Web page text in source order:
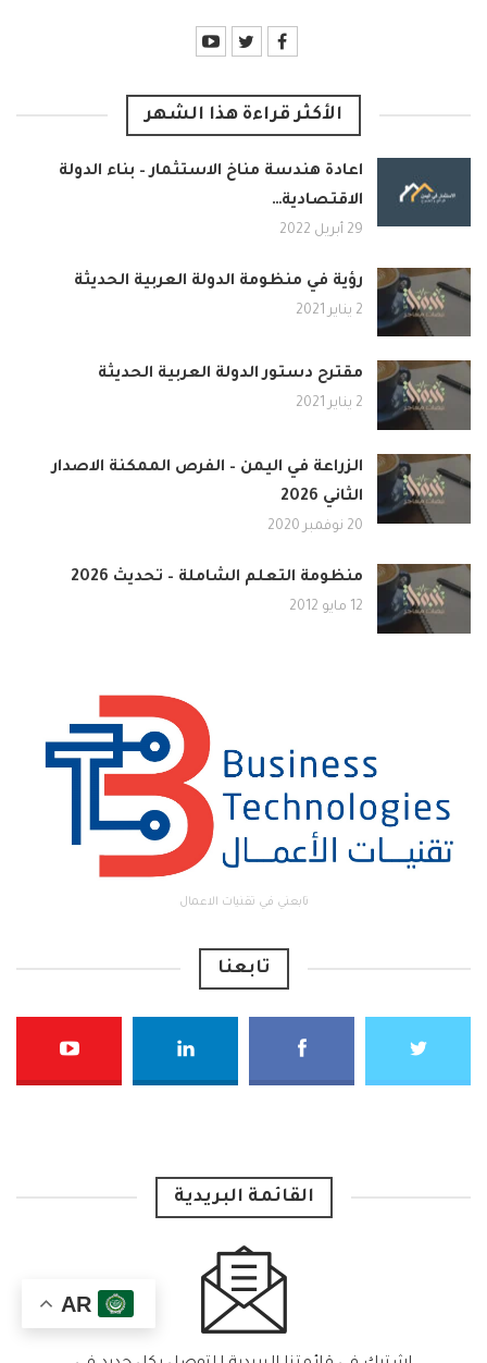
الأكثر قراءة هذا الشهر
اعادة هندسة مناخ الاستثمار – بناء الدولة
الاقتصادية…
29 أبريل 2022
رؤية في منظومة الدولة العربية الحديثة
2 يناير 2021
مقترح دستور الدولة العربية الحديثة
2 يناير 2021
الزراعة في اليمن – الفرص الممكنة الاصدار
الثاني 2026
20 نوفمبر 2020
منظومة التعلم الشاملة – تحديث 2026
12 مايو 2012
تابعني في تقنيات الاعمال
تابعنا
القائمة البريدية
AR